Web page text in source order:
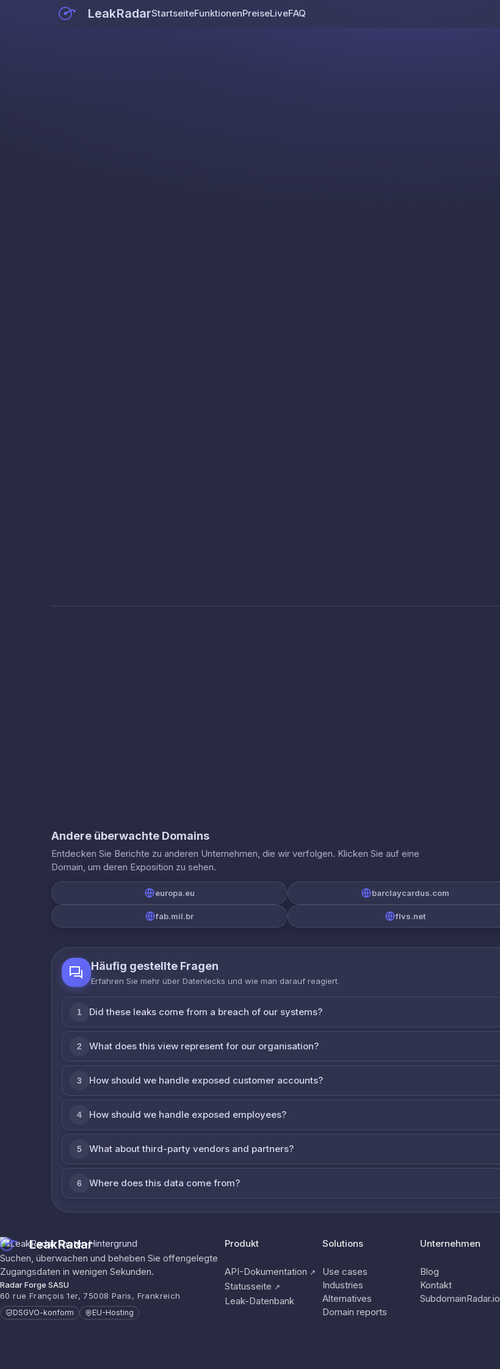
LeakRadarStartseiteFunktionenPreiseLiveFAQ
Andere überwachte Domains
Entdecken Sie Berichte zu anderen Unternehmen, die wir verfolgen. Klicken Sie auf eine
Domain, um deren Exposition zu sehen.
europa.eu barclaycardus.com
fab.mil.br flvs.net
Häufig gestellte Fragen
Erfahren Sie mehr über Datenlecks und wie man darauf reagiert.
1 Did these leaks come from a breach of our systems?
2 What does this view represent for our organisation?
3 How should we handle exposed customer accounts?
4 How should we handle exposed employees?
5 What about third-party vendors and partners?
6 Where does this data come from?
LeakRadar
Suchen, überwachen und beheben Sie offengelegte
Zugangsdaten in wenigen Sekunden.
Radar Forge SASU
60 rue François 1er, 75008 Paris, Frankreich
DSGVO-konform EU-Hosting
Produkt
API-Dokumentation ↗
Statusseite ↗
Leak-Datenbank
Solutions
Use cases
Industries
Alternatives
Domain reports
Unternehmen
Blog
Kontakt
SubdomainRadar.io